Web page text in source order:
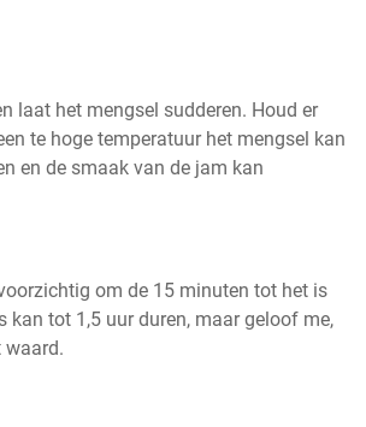
laat het mengsel sudderen. Houd er
te hoge temperatuur het mengsel kan
en de smaak van de jam kan
om de 15 minuten tot het is
kan tot 1,5 uur duren, maar geloof me,
waard.